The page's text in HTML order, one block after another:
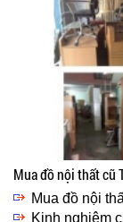
Mua đồ nội thất cũ
Mua đồ nội
Kinh nghiệm